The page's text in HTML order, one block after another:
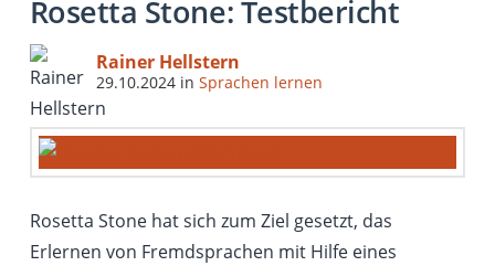
Rosetta Stone: Testbericht
Rainer Hellstern
29.10.2024in Sprachen lernen
Rosetta Stone hat sich zum Ziel gesetzt, das
Erlernen von Fremdsprachen mit Hilfe eines